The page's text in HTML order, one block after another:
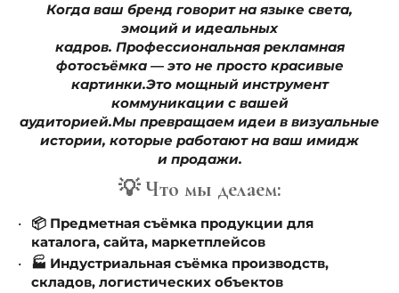
Когда ваш бренд говорит на языке света,
эмоций и идеальных
кадров. Профессиональная рекламная
фотосъёмка — это не просто красивые
картинки.Это мощный инструмент
коммуникации с вашей
аудиторией.Мы превращаем идеи в визуальные
истории, которые работают на ваш имидж
и продажи.
💡 Что мы делаем:
📦 Предметная съёмка продукции для
каталога, сайта, маркетплейсов
🏭 Индустриальная съёмка производств,
складов, логистических объектов